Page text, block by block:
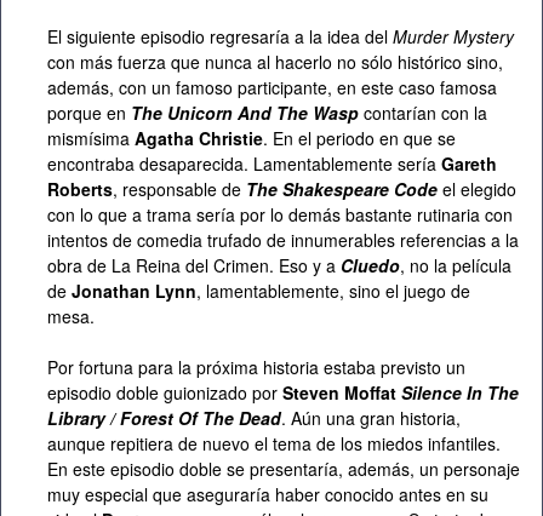
El siguiente episodio regresaría a la idea del Murder Mystery
con más fuerza que nunca al hacerlo no sólo histórico sino,
además, con un famoso participante, en este caso famosa
porque en The Unicorn And The Wasp contarían con la
mismísima Agatha Christie. En el periodo en que se
encontraba desaparecida. Lamentablemente sería Gareth
Roberts, responsable de The Shakespeare Code el elegido
con lo que a trama sería por lo demás bastante rutinaria con
intentos de comedia trufado de innumerables referencias a la
obra de La Reina del Crimen. Eso y a Cluedo, no la película
de Jonathan Lynn, lamentablemente, sino el juego de
mesa.
Por fortuna para la próxima historia estaba previsto un
episodio doble guionizado por Steven Moffat Silence In The
Library / Forest Of The Dead. Aún una gran historia,
aunque repitiera de nuevo el tema de los miedos infantiles.
En este episodio doble se presentaría, además, un personaje
muy especial que aseguraría haber conocido antes en su